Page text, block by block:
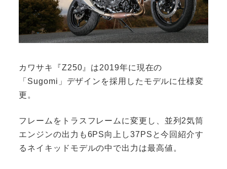
カワサキ『Z250』は2019年に現在の
「Sugomi」デザインを採用したモデルに仕様変
更。
フレームをトラスフレームに変更し、並列2気筒
エンジンの出力も6PS向上し37PSと今回紹介す
るネイキッドモデルの中で出力は最高値。